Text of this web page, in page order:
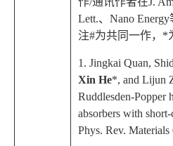
Lett.、 Nano Energy
注#为共同一作， *
1. Jingkai Quan,
Xin He*, and Lijun
Ruddlesden-Popper
absorbers with
Phys. Rev. Materials